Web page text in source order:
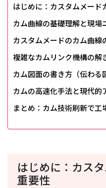
はじめに：カスタムメード
カム曲線の基礎理解と現場
カスタムメードのカム曲線
複雑なカムリンク機構の解
カム図面の書き方（伝わる
カムの高速化手法と現代的
まとめ：カム技術刷新で工
はじめに：カス
重要性